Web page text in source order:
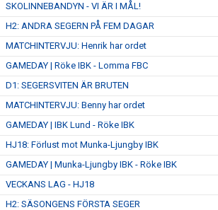
SKOLINNEBANDYN - VI ÄR I MÅL!
H2: ANDRA SEGERN PÅ FEM DAGAR
MATCHINTERVJU: Henrik har ordet
GAMEDAY | Röke IBK - Lomma FBC
D1: SEGERSVITEN ÄR BRUTEN
MATCHINTERVJU: Benny har ordet
GAMEDAY | IBK Lund - Röke IBK
HJ18: Förlust mot Munka-Ljungby IBK
GAMEDAY | Munka-Ljungby IBK - Röke IBK
VECKANS LAG - HJ18
H2: SÄSONGENS FÖRSTA SEGER